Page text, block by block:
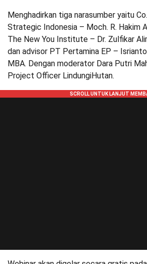
Menghadirkan tiga narasumber yaitu
Strategic Indonesia – Moch. R. Hakim
The New You Institute – Dr. Zulfikar
dan advisor PT Pertamina EP – Isrianto
MBA. Dengan moderator Dara Putri
Project Officer LindungiHutan.